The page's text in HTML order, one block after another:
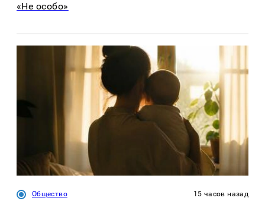
«Не особо»
Общество 15 часов назад